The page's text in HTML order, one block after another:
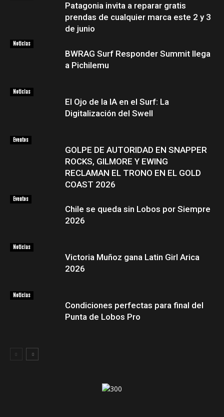
Patagonia invita a reparar gratis
prendas de cualquier marca este 2 y 3
de junio
Noticias
BWRAG Surf Responder Summit llega
a Pichilemu
Noticias
El Ojo de la IA en el Surf: La
Digitalización del Swell
Eventos
GOLPE DE AUTORIDAD EN SNAPPER
ROCKS, GILMORE Y EWING
RECLAMAN EL TRONO EN EL GOLD
COAST 2026
Eventos
Chile se queda sin Lobos por Siempre
2026
Noticias
Victoria Muñoz gana Latin Girl Arica
2026
Noticias
Condiciones perfectas para final del
Punta de Lobos Pro